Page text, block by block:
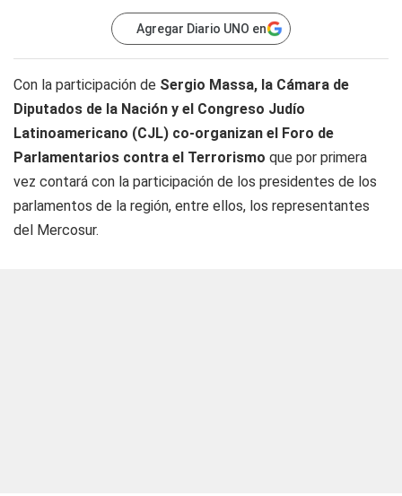
Agregar Diario UNO en
Con la participación de Sergio Massa, la Cámara de
Diputados de la Nación y el Congreso Judío
Latinoamericano (CJL) co-organizan el Foro de
Parlamentarios contra el Terrorismo que por primera
vez contará con la participación de los presidentes de los
parlamentos de la región, entre ellos, los representantes
del Mercosur.